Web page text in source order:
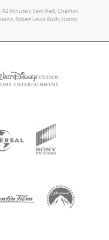
92 Minuten; Sam Neill, Charlton
Robert Lewis Bush; Horror,